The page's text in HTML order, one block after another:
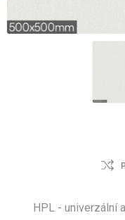
HPL - univerzální